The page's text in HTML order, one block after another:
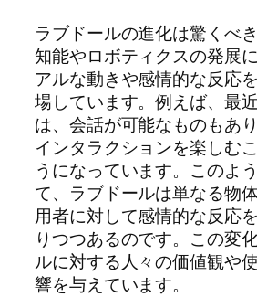
ラブドールの進化は驚くべ
知能やロボティクスの発展
アルな動きや感情的な反応
場しています。例えば、最
は、会話が可能なものもあ
インタラクションを楽しむ
うになっています。このよ
て、ラブドールは単なる物
用者に対して感情的な反応
りつつあるのです。この変
ルに対する人々の価値観や
響を与えています。